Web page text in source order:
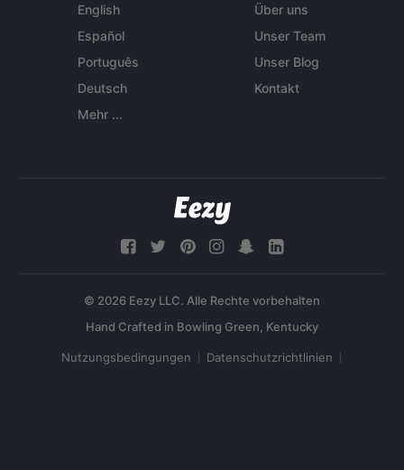
English
Español
Português
Deutsch
Mehr ...
Über uns
Unser Team
Unser Blog
Kontakt
© 2026 Eezy LLC. Alle Rechte vorbehalten
Nutzungsbedingungen Datenschutzrichtlinien